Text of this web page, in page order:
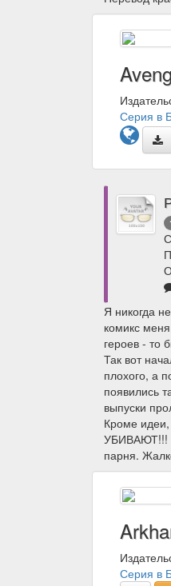
Серия в
Я никогда
комикс
героев - то
Так вот
плохого, а
появились
выпуски
Кроме идеи,
УБИВАЮТ!!!
парня.
Серия в